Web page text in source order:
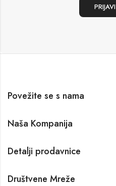
Povežite se s nama
Naša Kompanija
Detalji prodavnice
Društvene Mreže